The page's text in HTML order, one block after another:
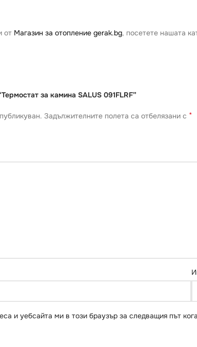
от Магазин за отопление gerak.bg, посетете нашата
за камина SALUS 091FLRF”
Задължителните полета са отбелязани с *
и уебсайта ми в този браузър за следващия път